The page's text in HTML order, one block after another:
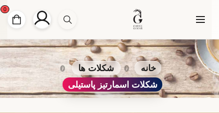
خانه
شکلات ها
شکلات اسمارتیز پاستیلی